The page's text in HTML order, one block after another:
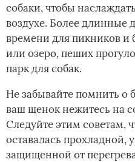
собаки, чтобы
воздухе. Более длинные
времени для пикников и
или озеро, пеших
парк для собак.
Не забывайте помнить о
ваш щенок нежитесь на
Следуйте этим советам,
оставалась прохладной,
защищенной от